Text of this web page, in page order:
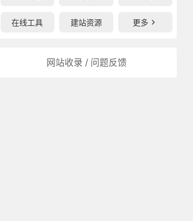
在线工具 建站资源 更多
网站收录 / 问题反馈